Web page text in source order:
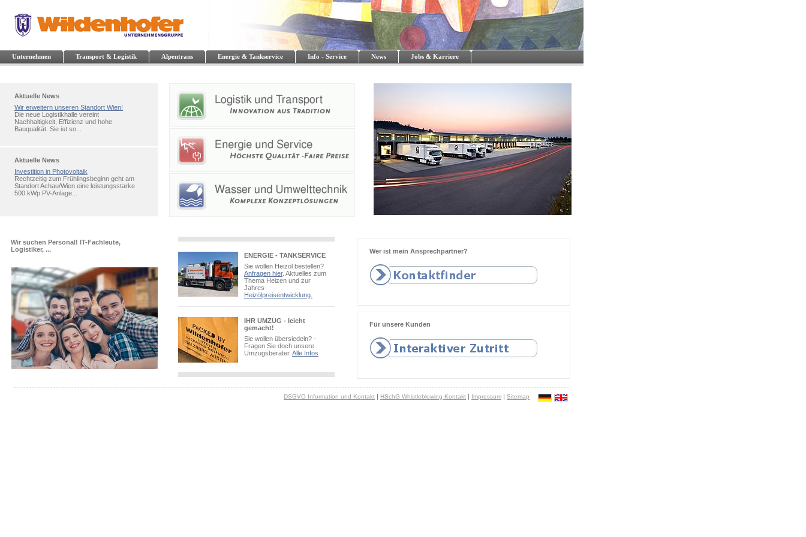
Unternehmen Transport & Logistik Alpentrans Energie & Tankservice Info - Service News Jobs & Karriere
Aktuelle News
Wir erweitern unseren Standort Wien!
Die neue Logistikhalle vereint
Nachhaltigkeit, Effizienz und hohe
Bauqualität. Sie ist so...
Aktuelle News
Investition in Photovoltaik
Rechtzeitig zum Frühlingsbeginn geht am
Standort Achau/Wien eine leistungsstarke
500 kWp PV-Anlage...
Wir suchen Personal! IT-Fachleute,
Logistiker, ...
ENERGIE - TANKSERVICE
Sie wollen Heizöl bestellen?
Anfragen hier. Aktuelles zum
Thema Heizen und zur
Jahres-
Heizölpreisentwicklung.
IHR UMZUG - leicht
gemacht!
Sie wollen übersiedeln? -
Fragen Sie doch unsere
Umzugsberater. Alle Infos
Wer ist mein Ansprechpartner?
Für unsere Kunden
DSGVO Information und Kontakt | HSchG Whistleblowing Kontakt | Impressum | Sitemap